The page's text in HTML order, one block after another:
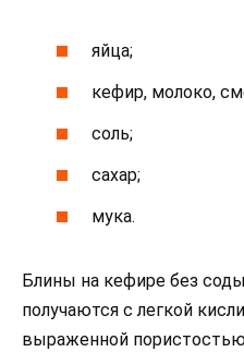
яйца;
кефир, молоко,
соль;
сахар;
мука.
Блины на кефире без
получаются с легкой
выраженной